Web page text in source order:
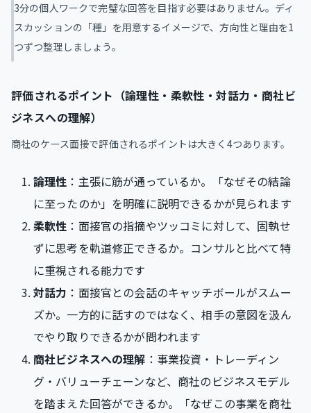
3分の個人ワークで完璧な回答を目指す必要はありません。ディ
スカッションの「種」を用意するイメージで、方向性と理由を1
つずつ整理しましょう。
評価されるポイント（論理性・柔軟性・対話力・商社ビ
ジネスへの理解）
商社のケース面接で評価されるポイントは大きく4つあります。
論理性 ：主張に筋が通っているか。「なぜその結論
に至ったのか」を明確に説明できるかが見られます
柔軟性 ：面接官の指摘やツッコミに対して、固執せ
ずに思考を軌道修正できるか。コンサルと比べて特
に重視される能力です
対話力 ：面接官との会話のキャッチボールがスムー
ズか。一方的に話すのではなく、相手の意図を汲ん
でやり取りできるかが問われます
商社ビジネスへの理解 ：事業投資・トレーディン
グ・バリューチェーンなど、商社のビジネスモデル
を踏まえた回答ができるか。「なぜこの事業を商社